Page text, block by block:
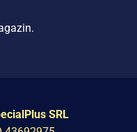
SRL